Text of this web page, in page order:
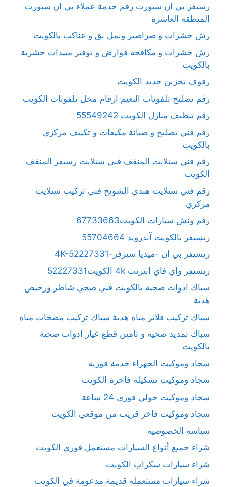
رسيفر بي ان سبورت رقم خدمة عملاء بي ان سبورت
المنطقة العاشرة
رش حشرات و صراصير ونمل بق و عناكب بالكويت
رش حشرات و مكافحة قوارض و توفير مبيدات حشرية
بالكويت
رفوف تخزين حديد الكويت
رقم تصليح تلفونات النعيم ارقام محل تلفونات الكويت
رقم تنظيف منازل الكويت 55549242
رقم فني تصليح و صيانة مكيفات و تكييف مركزي
بالكويت
رقم فني ستلايت المنقف فني ستلايت رسيفر المنقف
الكويت
رقم فني ستلايت هندي الشويخ فني تركيب ستلايت
مركزي
رقم ونش سيارات الكويت67733663
ريسيفر بالكويت آندرويد 55704664
ريسيفر بي ان -ميديا سيرفر-4K-52227331
ريسيفر واي فاي انترنت 4k الكويت52227331
سباك ادوات صحية بالكويت فني صحي شاطر ورخيص
هدية
سباك تركيب فلاتر مياه هدية سباك تركيب مضخات مياه
سباك تمديد صحية و تامين قطع غيار ادوات صحية
بالكويت
سجاد وموكيت الجهراء خدمة فورية
سجاد وموكيت تشكيلة فاخرة الكويت
سجاد وموكيت حولي فوري 24 ساعة
سجاد وموكيت فاخر قريب من موقعي الكويت
سياسة الخصوصية
شراء جميع أنواع السيارات مستعمل فوري الكويت
شراء سيارات سكراب الكويت
شراء سيارات مستعملة قديمة مدعومة في الكويت